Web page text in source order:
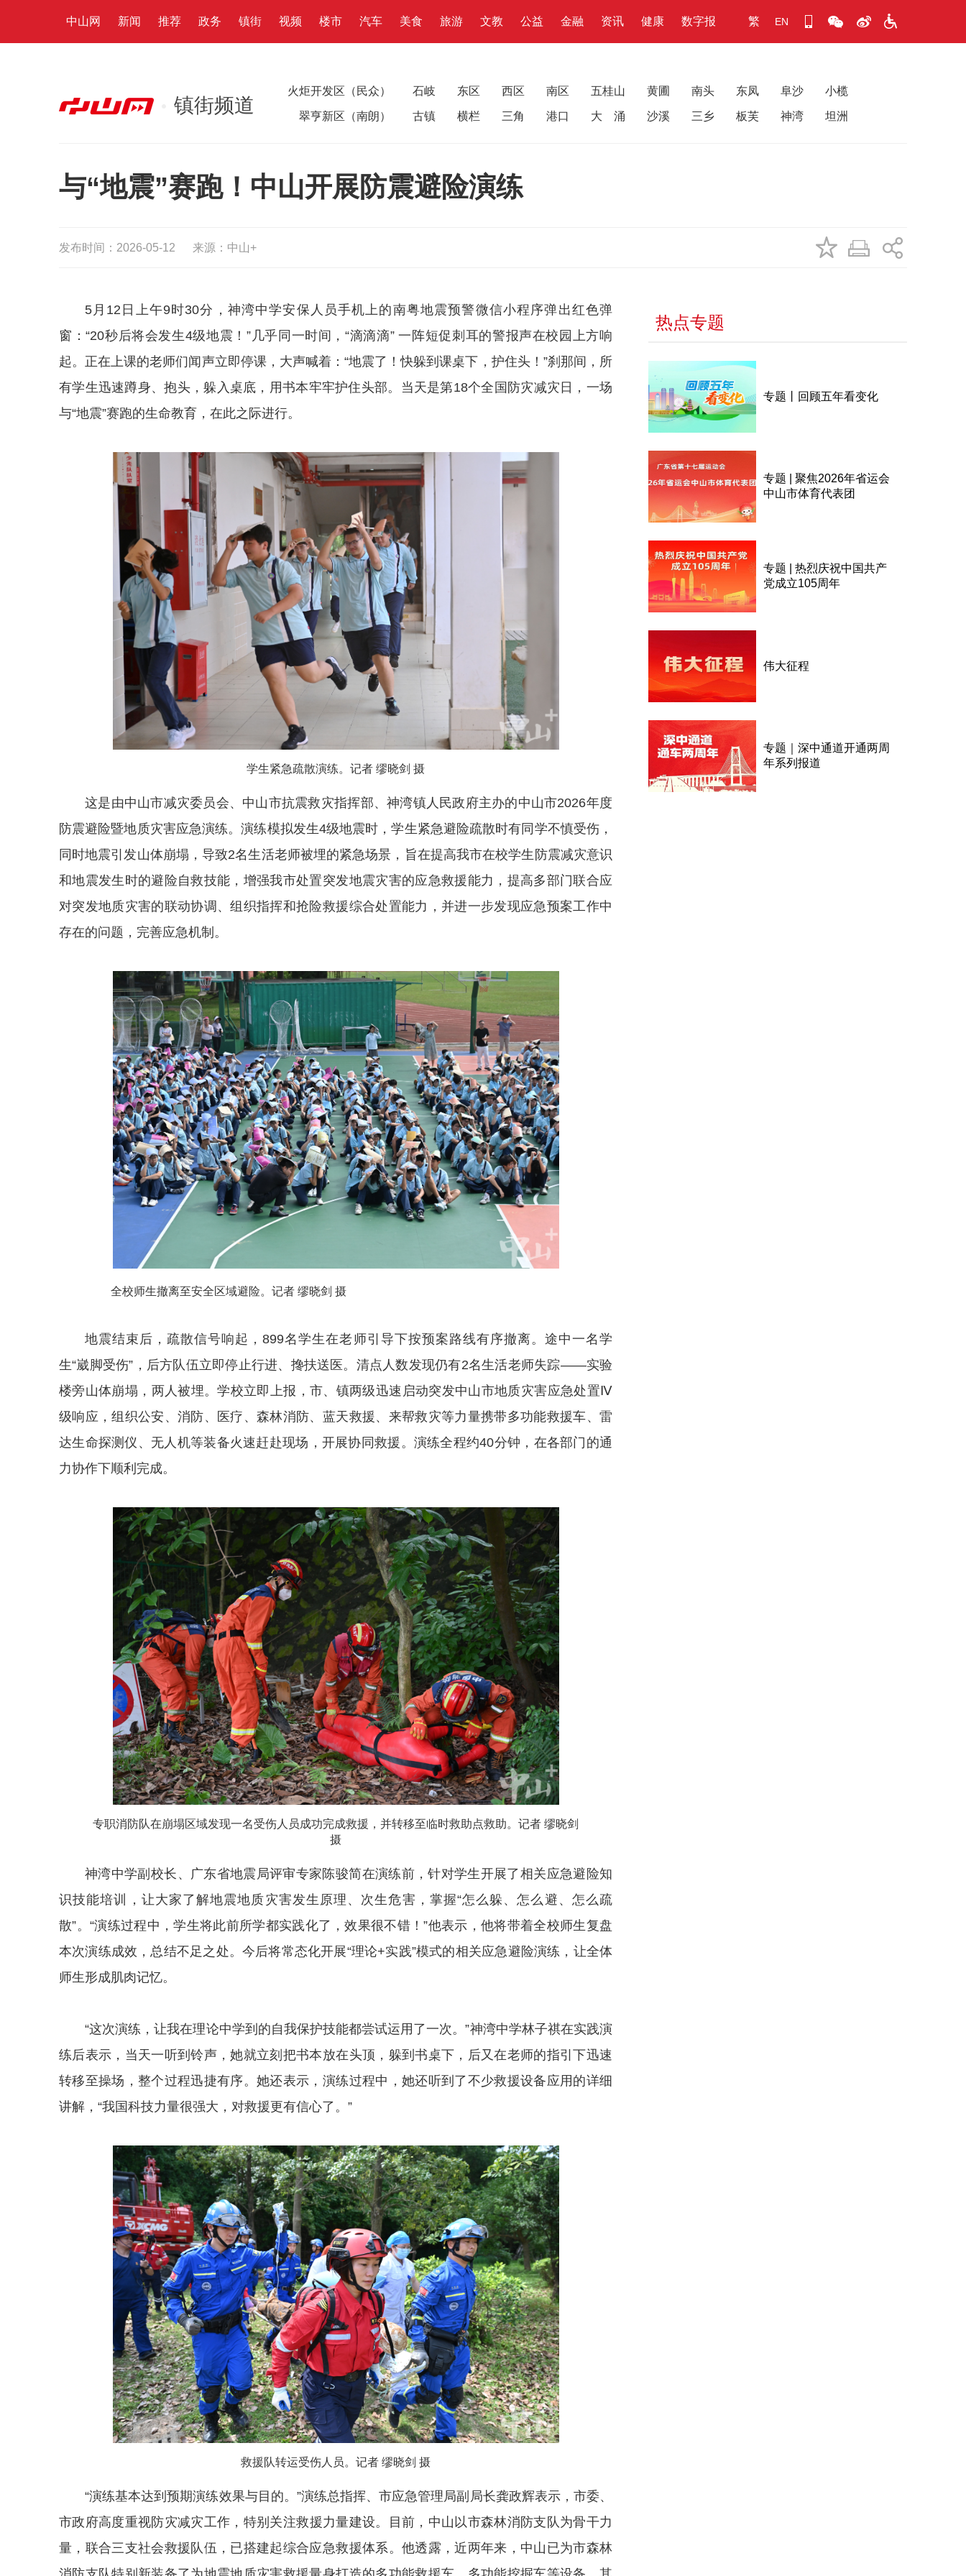
中山网 新闻 推荐 政务 镇街 视频 楼市 汽车 美食 旅游 文教 公益 金融 资讯 健康 数字报 繁 EN
镇街频道
火炬开发区（民众） 石岐 东区 西区 南区 五桂山 黄圃 南头 东凤 阜沙 小榄
翠亨新区（南朗） 古镇 横栏 三角 港口 大 涌 沙溪 三乡 板芙 神湾 坦洲
与“地震”赛跑！中山开展防震避险演练
发布时间：2026-05-12 来源：中山+
5月12日上午9时30分，神湾中学安保人员手机上的南粤地震预警微信小程序弹出红色弹
窗：“20秒后将会发生4级地震！”几乎同一时间，“滴滴滴” 一 阵短促刺耳的警报声在校园上方响
起。正在上课的老师们闻声立即停课，大声喊着：“地震了！快躲到课桌下，护住头！”刹那间，所
有学生迅速蹲身、抱头，躲入桌底，用书本牢牢护住头部。当天是第18个全国防灾减灾日，一场
与“地震”赛跑的生命教育，在此之际进行。
学生紧急疏散演练。记者 缪晓剑 摄
这是由中山市减灾委员会、中山市抗震救灾指挥部、神湾镇人民政府主办的中山市2026年度
防震避险暨地质灾害应急演练。演练模拟发生4级地震时，学生紧急避险疏散时有同学不慎受伤，
同时地震引发山体崩塌，导致2名生活老师被埋的紧急场景，旨在提高我市在校学生防震减灾意识
和地震发生时的避险自救技能，增强我市处置突发地震灾害的应急救援能力，提高多部门联合应
对突发地质灾害的联动协调、组织指挥和抢险救援综合处置能力，并进一步发现应急预案工作中
存在的问题，完善应急机制。
全校师生撤离至安全区域避险。记者 缪晓剑 摄
地震结束后，疏散信号响起，899名学生在老师引导下按预案路线有序撤离。途中一名学
生“崴脚受伤”，后方队伍立即停止行进、搀扶送医。清点人数发现仍有2名生活老师失踪——实验
楼旁山体崩塌，两人被埋。学校立即上报，市、镇两级迅速启动突发中山市地质灾害应急处置Ⅳ
级响应，组织公安、消防、医疗、森林消防、蓝天救援、来帮救灾等力量携带多功能救援车、雷
达生命探测仪、无人机等装备火速赶赴现场，开展协同救援。演练全程约40分钟，在各部门的通
力协作下顺利完成。
专职消防队在崩塌区域发现一名受伤人员成功完成救援，并转移至临时救助点救助。记者 缪晓剑
摄
神湾中学副校长、广东省地震局评审专家陈骏简在演练前，针对学生开展了相关应急避险知
识技能培训，让大家了解地震地质灾害发生原理、次生危害，掌握“怎么躲、怎么避、怎么疏
散”。“演练过程中，学生将此前所学都实践化了，效果很不错！”他表示，他将带着全校师生复盘
本次演练成效，总结不足之处。今后将常态化开展“理论+实践”模式的相关应急避险演练，让全体
师生形成肌肉记忆。
“这次演练，让我在理论中学到的自我保护技能都尝试运用了一次。”神湾中学林子祺在实践演
练后表示，当天一听到铃声，她就立刻把书本放在头顶，躲到书桌下，后又在老师的指引下迅速
转移至操场，整个过程迅捷有序。她还表示，演练过程中，她还听到了不少救援设备应用的详细
讲解，“我国科技力量很强大，对救援更有信心了。”
救援队转运受伤人员。记者 缪晓剑 摄
“演练基本达到预期演练效果与目的。”演练总指挥、市应急管理局副局长龚政辉表示， 市委、
市政府高度重视防灾减灾工作 ，特别关注救援力量建设。目前，中山以市森林消防支队为骨干力
量，联合三支社会救援队伍，已搭建起综合应急救援体系。他透露，近两年来，中山已为市森林
热点专题
专题丨回顾五年看变化
专题 | 聚焦2026年省运会
中山市体育代表团
专题 | 热烈庆祝中国共产
党成立105周年
伟大征程
专题｜深中通道开通两周
年系列报道